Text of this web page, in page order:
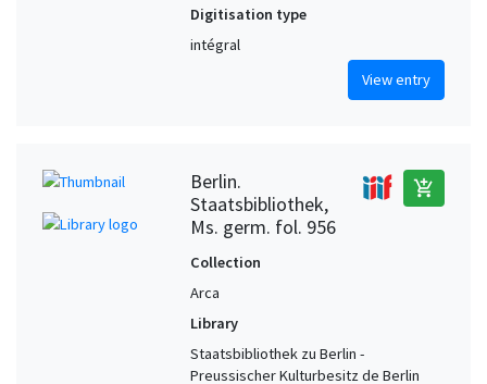
Digitisation type
intégral
View entry
Berlin.
Staatsbibliothek,
Ms. germ. fol. 956
add_shopping_cart
Collection
Arca
Library
Staatsbibliothek zu Berlin -
Preussischer Kulturbesitz de Berlin